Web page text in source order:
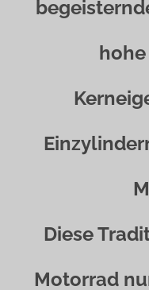
hohe
Diese
Motorrad